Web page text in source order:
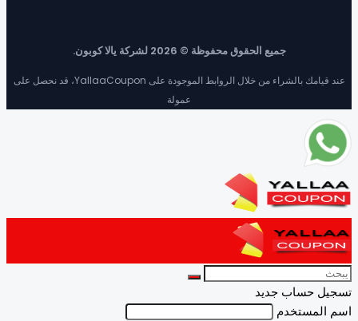
جميع الحقوق محفوظة © 2026 لشركة يالا كوبون.
عند قيامك بالشراء من خلال الروابط الموجودة على YallaaCoupon، قد نحصل على
حساب جديد
المستخدم